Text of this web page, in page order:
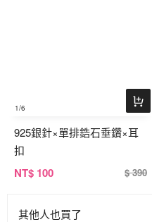
1/6
925銀針×單排鋯石垂鑽×耳
扣
NT$ 100 $ 390
其他人也買了